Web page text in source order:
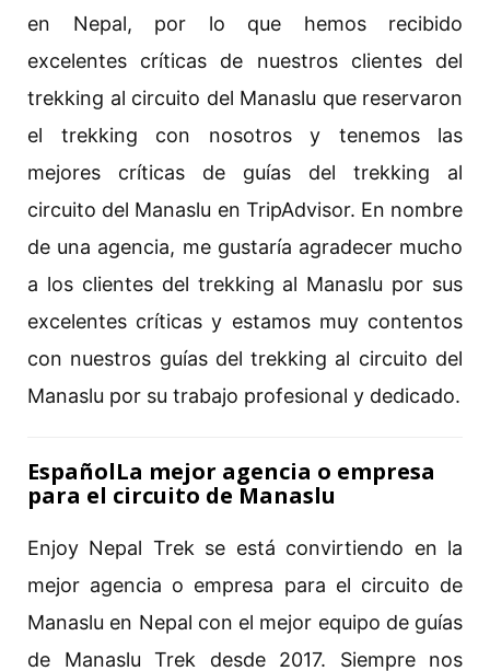
en Nepal, por lo que hemos recibido
excelentes críticas de nuestros clientes del
trekking al circuito del Manaslu que reservaron
el trekking con nosotros y tenemos las
mejores críticas de guías del trekking al
circuito del Manaslu en TripAdvisor. En nombre
de una agencia, me gustaría agradecer mucho
a los clientes del trekking al Manaslu por sus
excelentes críticas y estamos muy contentos
con nuestros guías del trekking al circuito del
Manaslu por su trabajo profesional y dedicado.
EspañolLa mejor agencia o empresa
para el circuito de Manaslu
Enjoy Nepal Trek se está convirtiendo en la
mejor agencia o empresa para el circuito de
Manaslu en Nepal con el mejor equipo de guías
de Manaslu Trek desde 2017. Siempre nos